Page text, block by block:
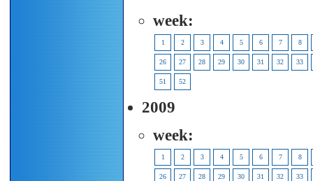
week:
1 2 3 4 5 6 7 8
26 27 28 29 30 31 32 33
51 52
2009
week:
1 2 3 4 5 6 7 8
26 27 28 29 30 31 32 33